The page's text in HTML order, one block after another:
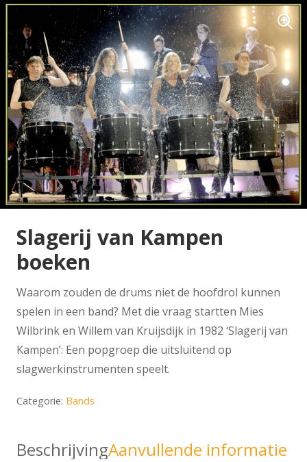
Slagerij van Kampen
boeken
Waarom zouden de drums niet de hoofdrol kunnen
spelen in een band? Met die vraag startten Mies
Wilbrink en Willem van Kruijsdijk in 1982 ‘Slagerij van
Kampen’: Een popgroep die uitsluitend op
slagwerkinstrumenten speelt.
Categorie: Bands
BeschrijvingAanvullende informatie